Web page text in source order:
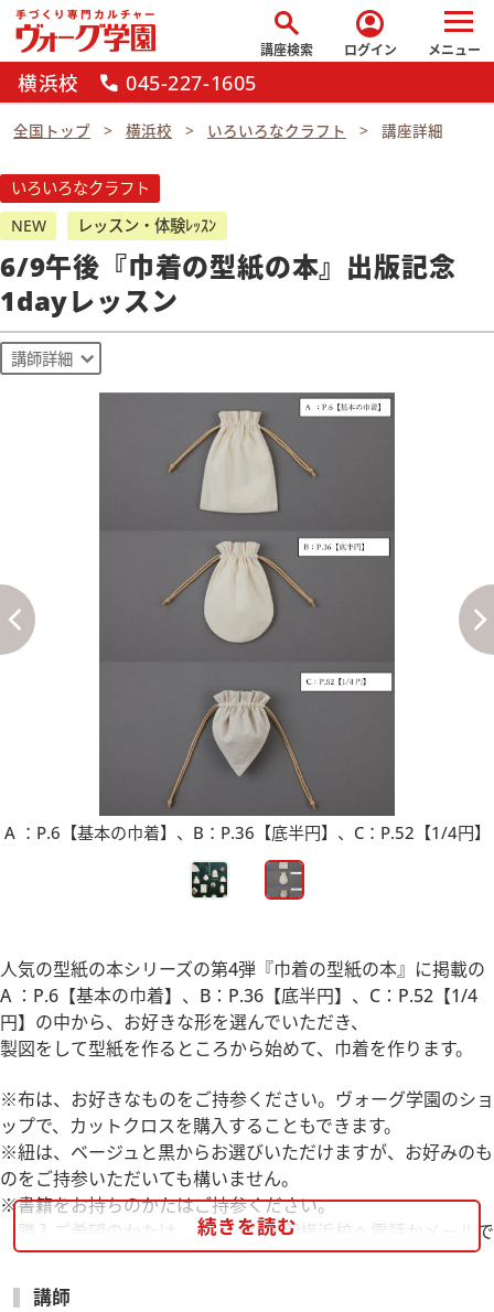
search
講座検索
account_circle
ログイン メニュー
横浜校 call 045-227-1605
全国トップ 横浜校 いろいろなクラフト 講座詳細
いろいろなクラフト
NEW
レッスン・体験ﾚｯｽﾝ
6/9午後『巾着の型紙の本』出版記念
1dayレッスン
講師詳細
A ：P.6【基本の巾着】、B：P.36【底半円】、C：P.52【1/4円】
人気の型紙の本シリーズの第4弾『巾着の型紙の本』に掲載の
A ：P.6【基本の巾着】、B：P.36【底半円】、C：P.52【1/4
円】の中から、お好きな形を選んでいただき、
製図をして型紙を作るところから始めて、巾着を作ります。
※布は、お好きなものをご持参ください。ヴォーグ学園のショ
ップで、カットクロスを購入することもできます。
※紐は、ベージュと黒からお選びいただけますが、お好みのも
のをご持参いただいても構いません。
※書籍をお持ちのかたはご持参ください。
購入ご希望のかたは、ヴォーグ学園横浜校へ電話かメールで
お知らせいただければ取り置きさせていただきます。
※欠席の場合のキットの送付はございません。
続きを読む
講師